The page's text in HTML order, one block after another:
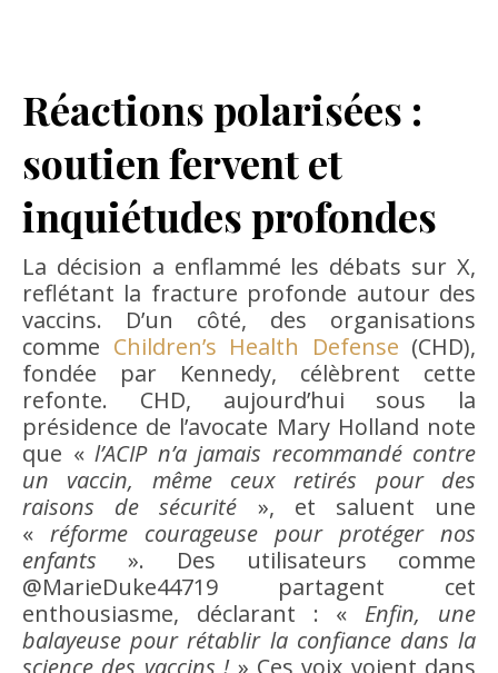
Réactions polarisées :
soutien fervent et
inquiétudes profondes
La décision a enflammé les débats sur X,
reflétant la fracture profonde autour des
vaccins. D’un côté, des organisations
comme Children’s Health Defense (CHD),
fondée par Kennedy, célèbrent cette
refonte. CHD, aujourd’hui sous la
présidence de l’avocate Mary Holland note
que « l’ACIP n’a jamais recommandé contre
un vaccin, même ceux retirés pour des
raisons de sécurité », et saluent une
« réforme courageuse pour protéger nos
enfants ». Des utilisateurs comme
@MarieDuke44719 partagent cet
enthousiasme, déclarant : « Enfin, une
balayeuse pour rétablir la confiance dans la